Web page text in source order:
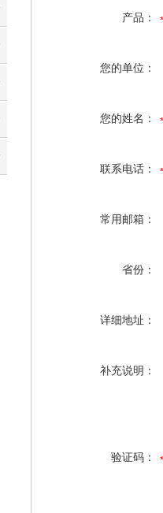
产品：
您的单位：
您的姓名：
联系电话：
常用邮箱：
省份：
详细地址：
补充说明：
验证码：